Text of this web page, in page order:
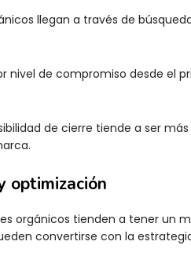
llegan a través de
nivel de compromiso desde el
de cierre tiende a ser
optimización
orgánicos tienden a tener un
convertirse con la